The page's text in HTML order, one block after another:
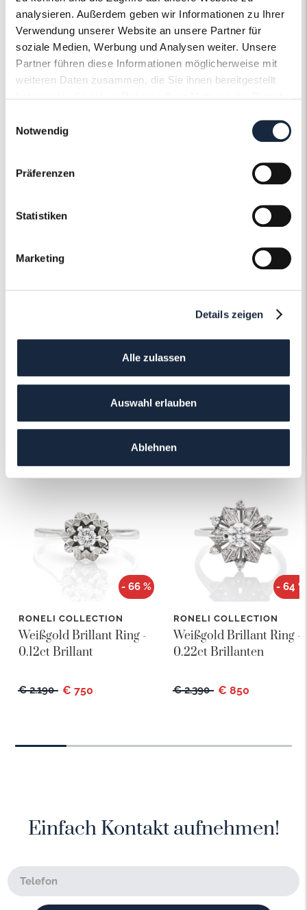
analysieren. Außerdem geben wir Informationen zu Ihrer
Verwendung unserer Website an unsere Partner für
soziale Medien, Werbung und Analysen weiter. Unsere
Partner führen diese Informationen möglicherweise mit
weiteren Daten zusammen, die Sie ihnen bereitgestellt
Notwendig
Präferenzen
Statistiken
Marketing
Details zeigen
Alle zulassen
Auswahl erlauben
Ablehnen
Steinqualität SI1
Edelsteinfarbe Diamant
Ringweite in mm 55
Der Roneli
Schmuckervice
Mehr erfahren
Das könnte Ihnen auch gefallen!
- 66 %
RONELI COLLECTION
Weißgold Brillant Ring -
0.12ct Brillant
€ 2.190 € 750
- 64 %
RONELI COLLECTION
Weißgold Brillant Ring -
0.22ct Brillanten
€ 2.390 € 850
Einfach Kontakt aufnehmen!